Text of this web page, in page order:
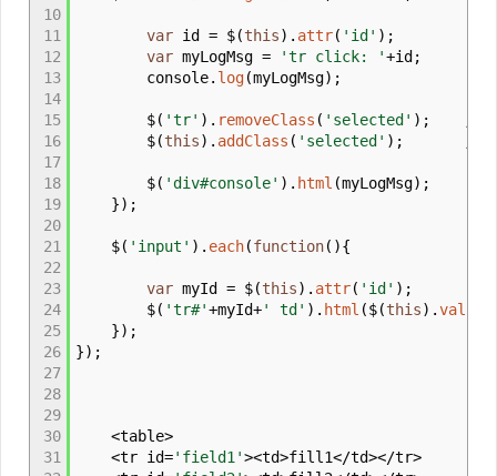
10
11
12
13
14
15
16
17
18
19
20
21
22
23
24
25
26
27
28
29
30
31
var id = $(this) . attr( 'id' ) ;
var myLogMsg = 'tr click: '+id ;
console. log(myLogMsg) ;
$( 'tr' ) . removeClass ( 'selected' ) ;
$(this) . addClass ( 'selected' ) ;
$( 'div#console' ) . html (myLogMsg) ;
}) ;
$( 'input' ) . each(function( ){
var myId = $(this) . attr( 'id' ) ;
$( 'tr#'+myId+' td' ) . html ($(this) .val
}) ;
}) ;
<table>
<tr id='field1'><td>fill1</td></tr>